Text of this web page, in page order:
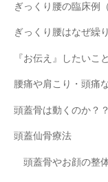
ぎっくり腰の臨床例
ぎっくり腰はなぜ繰
『お伝え』したいこと
腰痛や肩こり・頭痛
頭蓋骨は動くのか？？
頭蓋仙骨療法
頭蓋骨やお顔の整